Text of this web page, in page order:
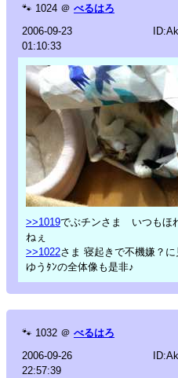
🐾 1024 ＠ べるはろ
2006-09-23
01:10:33
>>1019でぶチンさま いつもほ
ねぇ
>>1022さま 寝起きで不機嫌？に
ゆうﾀﾝの全体像も是非♪
🐾 1032 ＠ べるはろ
2006-09-26
22:57:39